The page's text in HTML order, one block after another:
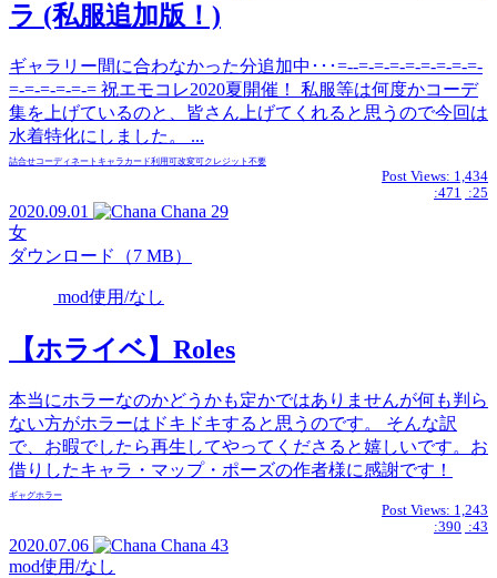
ラ (私服追加版！)
ギャラリー間に合わなかった分追加中･･･=--=-=-=-=-=-=-=-=-
=-=-=-=-=-= 祝エモコレ2020夏開催！ 私服等は何度かコーデ
集を上げているのと、皆さん上げてくれると思うので今回は
水着特化にしました。 ...
詰合せコーディネート キャラカード利用可改変可クレジット不要
Post Views: 1,434
:471 :25
2020.09.01 Chana 29
女
ダウンロード（7 MB）
mod使用/なし
【ホライベ】Roles
本当にホラーなのかどうかも定かではありませんが何も判ら
ない方がホラーはドキドキすると思うのです。 そんな訳
で、お暇でしたら再生してやってくださると嬉しいです。お
借りしたキャラ・マップ・ポーズの作者様に感謝です！
ギャグホラー
Post Views: 1,243
:390 :43
2020.07.06 Chana 43
mod使用/なし